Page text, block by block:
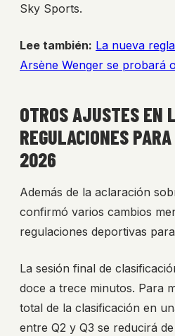
Sky Sports.
Lee también: La nueva
Arsène Wenger se probará
OTROS AJUSTES EN
REGULACIONES
2026
Además de la aclaración
confirmó varios cambios
regulaciones deportivas
La sesión final de
doce a trece minutos. Para
total de la clasificación en
entre Q2 y Q3 se reducirá